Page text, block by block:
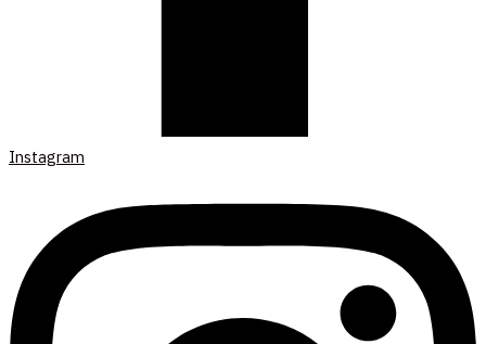
Instagram